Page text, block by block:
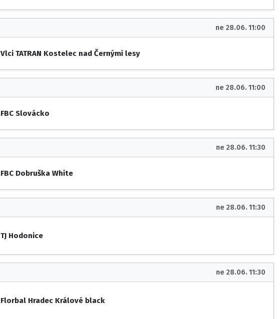
ne 28.06. 11:00
Vlci TATRAN Kostelec nad Černými lesy
ne 28.06. 11:00
FBC Slovácko
ne 28.06. 11:30
FBC Dobruška White
ne 28.06. 11:30
TJ Hodonice
ne 28.06. 11:30
Florbal Hradec Králové black